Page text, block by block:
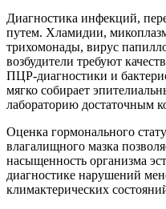
Диагностика инфекций,
путем. Хламидии,
трихомонады, вирус
возбудители требуют
ПЦР-диагностики и
мягко собирает
лабораторию достаточным
Оценка гормонального
влагалищного мазка
насыщенность организма
диагностике нарушений
климактерических